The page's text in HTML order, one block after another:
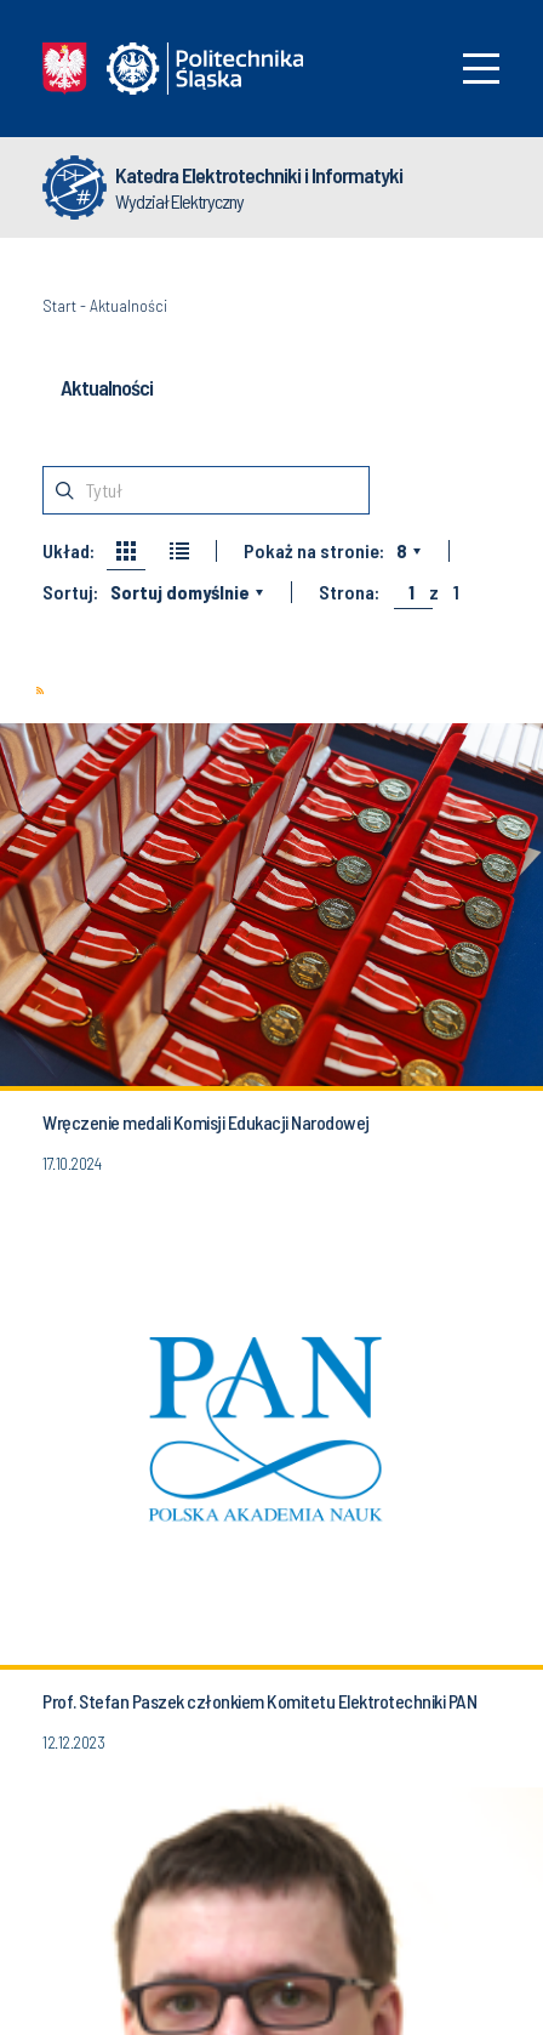
Katedra Elektrotechniki i Informatyki
Wydział Elektryczny
Start-Aktualności
Aktualności
Układ: Pokaż na stronie:
8
Sortuj:
Sortuj domyślnie Strona: 1 z 1
Wręczenie medali Komisji Edukacji Narodowej
17.10.2024
Prof. Stefan Paszek członkiem Komitetu Elektrotechniki PAN
12.12.2023